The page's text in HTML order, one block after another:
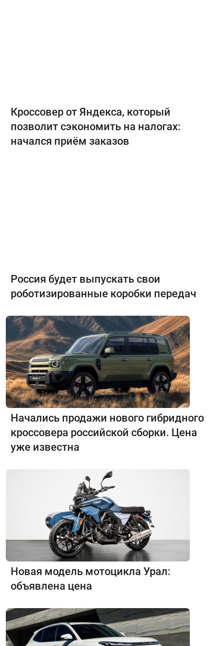
Кроссовер от Яндекса, который
позволит сэкономить на налогах:
начался приём заказов
Россия будет выпускать свои
роботизированные коробки передач
Начались продажи нового гибридного
кроссовера российской сборки. Цена
уже известна
Новая модель мотоцикла Урал:
объявлена цена